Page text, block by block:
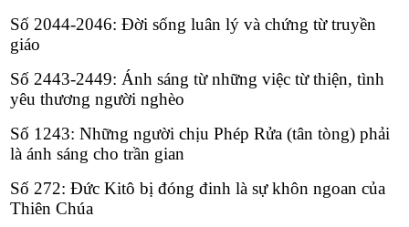
Số 2044-2046: Đời sống luân lý và chứng từ truyền
giáo
Số 2443-2449: Ánh sáng từ những việc từ thiện, tình
yêu thương người nghèo
Số 1243: Những người chịu Phép Rửa (tân tòng) phải
là ánh sáng cho trần gian
Số 272: Đức Kitô bị đóng đinh là sự khôn ngoan của
Thiên Chúa